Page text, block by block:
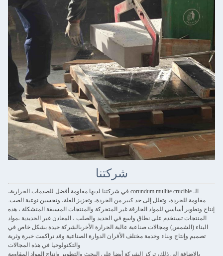
الـ corundum mullite crucible في شركتنا لديها مقاومة أفضل للصدمات الحرارية،
وتقلل إلى حد كبير من الخردة، وتعزيز الغلة، وتحسين نوعية الصب.
للمواد الحارقة غير المتحركة والمنتجات المسبقة المتشكلة ، هذه
على نطاق واسع في الحديد والصلب ، المعادن غير الحديدية ،مواد
ومجالات صناعية عالية الحرارة الأخرىالشركة جيدة بشكل خاص في
وخدمة مختلف الأفران الدوارة الصناعية وقد تراكمت خبرة وثرية
والتكنولوجيا في هذه المجالات
ذلك، تركز الشركة أيضا على البحث والتطوير وإنتاج المواد المقاومة